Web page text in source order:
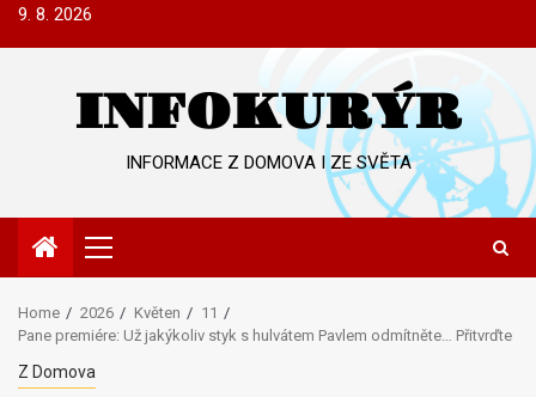
Skip9. 8. 2026
INFOKURÝR
INFORMACE Z DOMOVA I ZE SVĚTA
Primary
Menu
Home 2026 Květen
11
Pane premiére: Už jakýkoliv styk s hulvátem Pavlem odmítněte… Přitvrďte
Z Domova